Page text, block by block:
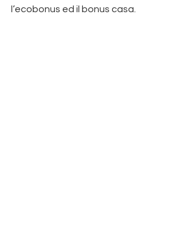
l’ecobonus ed il bonus casa.